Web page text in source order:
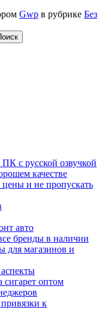
Gwp в рубрике Без
с русской озвучкой
качестве
и не пропускать
авто
бренды в наличии
для магазинов и
оптом
к